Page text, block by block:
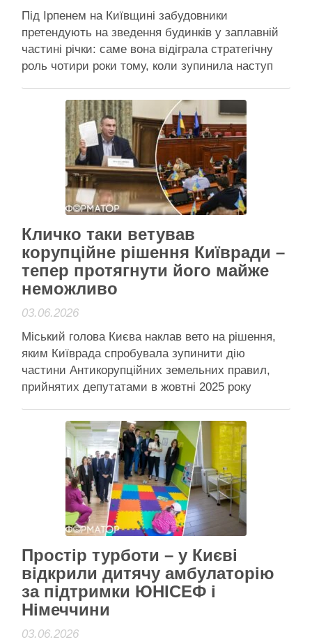
Під Ірпенем на Київщині забудовники
претендують на зведення будинків у заплавній
частині річки: саме вона відіграла стратегічну
роль чотири роки тому, коли зупинила наступ
зібралася на заплаві річки Ірпінки – висловити
незгоду із її забудовою Під Ірпенем на Київщині
забудовники претендують на зведення будинків
Читати далі
Активісти району
Кличко таки ветував
корупційне рішення Київради –
тепер протягнути його майже
неможливо
03.06.2026
Міський голова Києва наклав вето на рішення,
яким Київрада спробувала зупинити дію
частини Антикорупційних земельних правил,
прийнятих депутатами в жовтні 2025 року
депутати давали чиновникам "зелене світло" на
крадіжки на комунальному майні Міський голова
Києва наклав вето на рішення, яким Київрада
спробувала зупинити …
Читати далі
Активісти району
Простір турботи – у Києві
відкрили дитячу амбулаторію
за підтримки ЮНІСЕФ і
Німеччини
03.06.2026